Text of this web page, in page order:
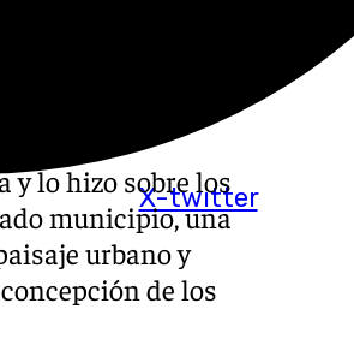
X-twitter
y lo hizo sobre los
municipio, una
urbano y
de los